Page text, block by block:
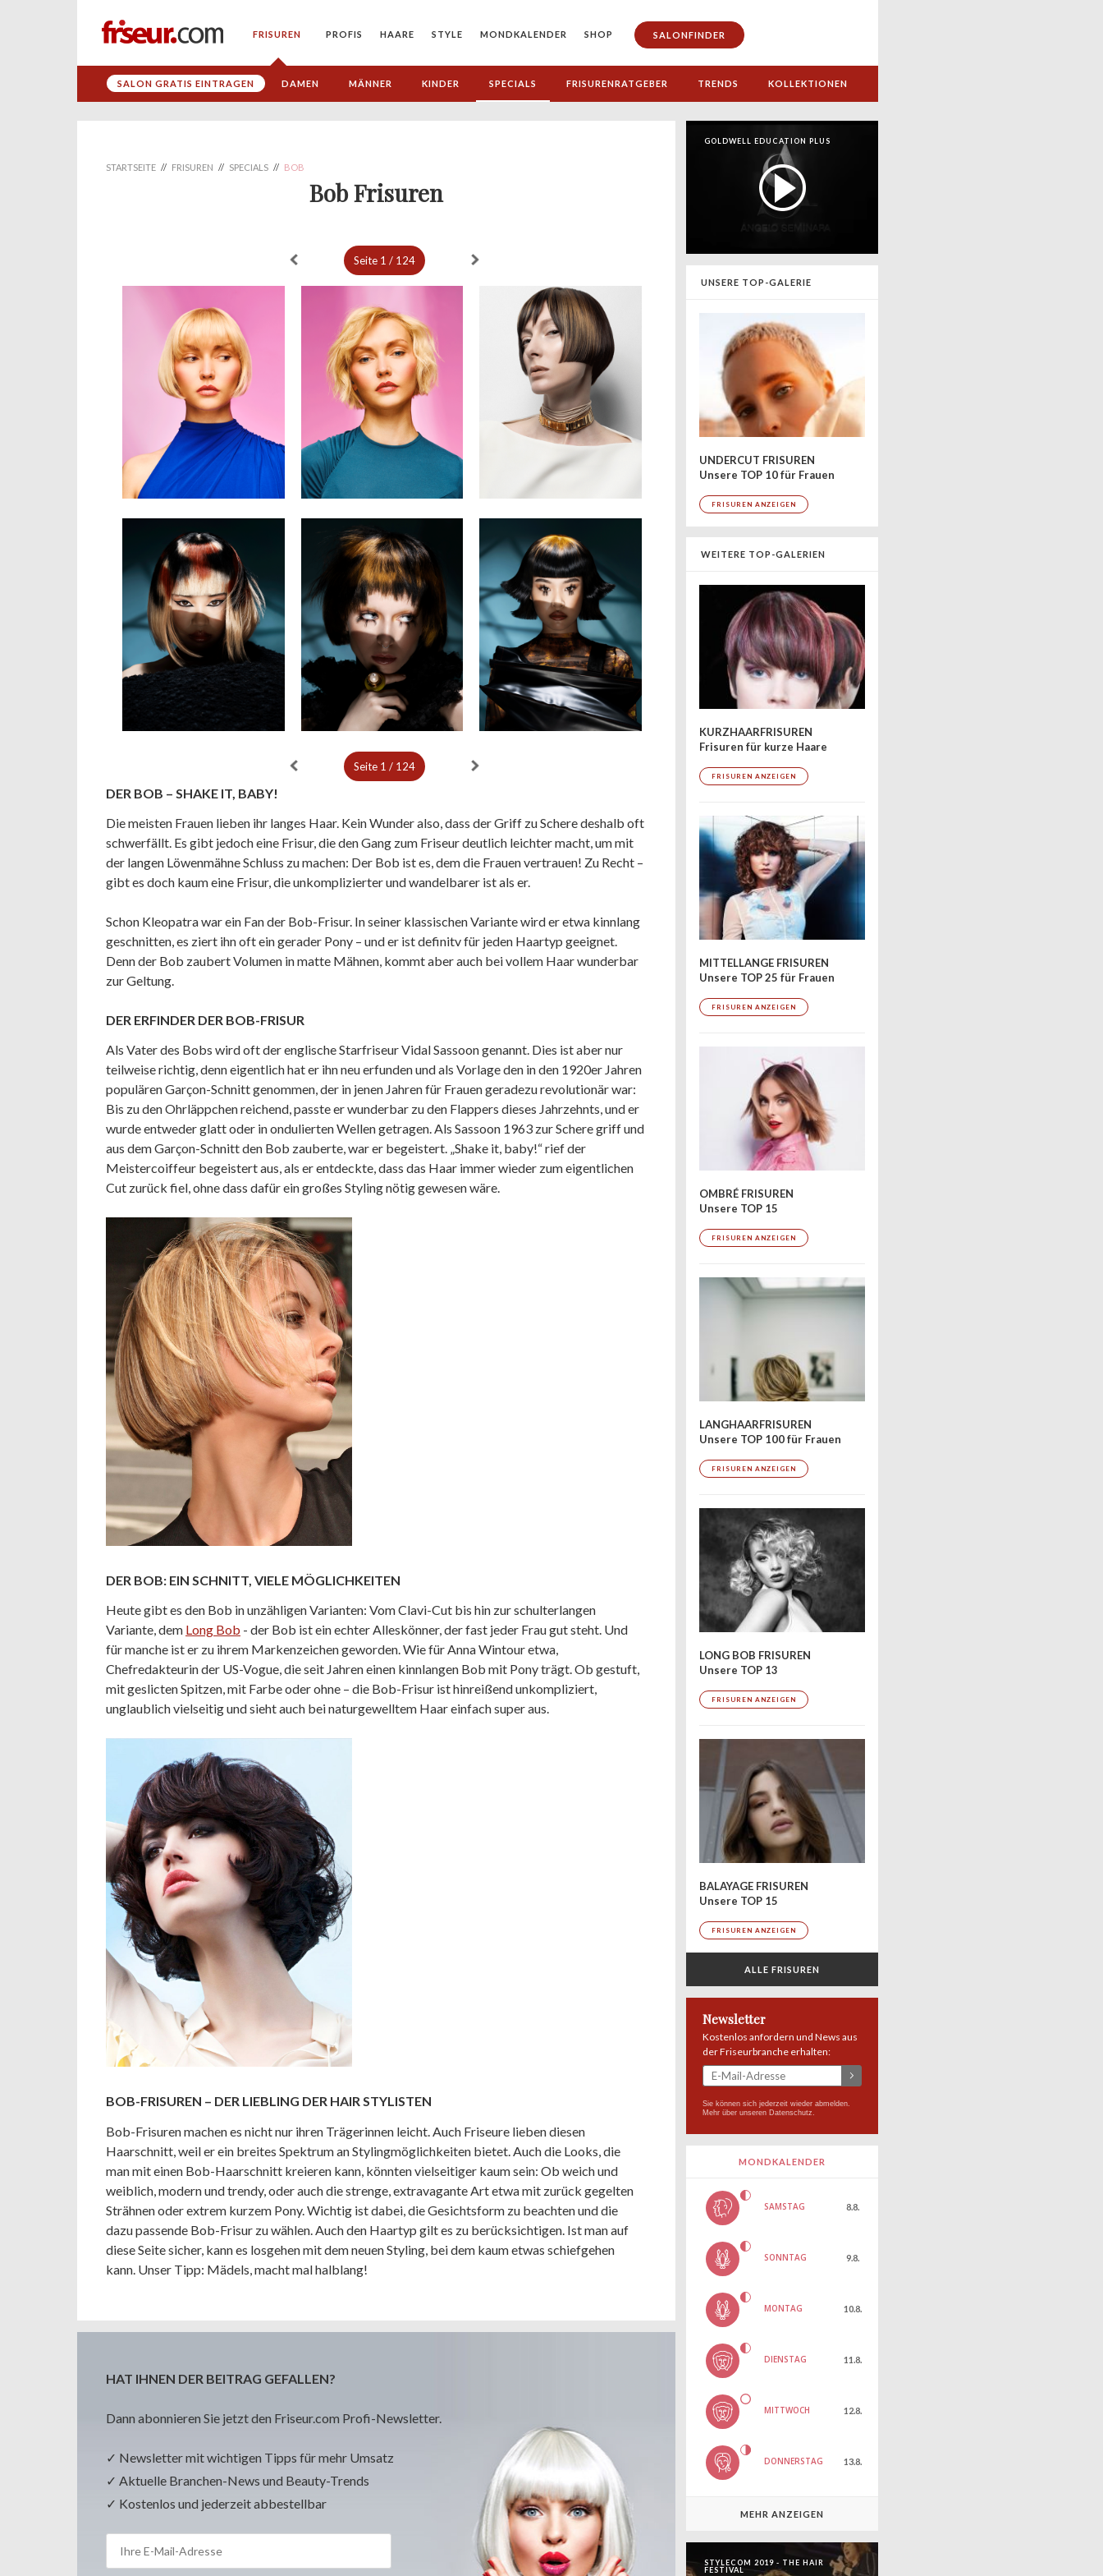
FRISUREN PROFIS HAARE STYLE MONDKALENDER SHOP SALONFINDER
SALON GRATIS EINTRAGEN DAMEN MÄNNER KINDER SPECIALS FRISURENRATGEBER TRENDS KOLLEKTIONEN
STARTSEITE // FRISUREN // SPECIALS // BOB
Bob Frisuren
Seite1 / 124
Seite1 / 124
DER BOB – SHAKE IT, BABY!
Die meisten Frauen lieben ihr langes Haar. Kein Wunder also, dass der Griff zu Schere deshalb oft
schwerfällt. Es gibt jedoch eine Frisur, die den Gang zum Friseur deutlich leichter macht, um mit
der langen Löwenmähne Schluss zu machen: Der Bob ist es, dem die Frauen vertrauen! Zu Recht –
gibt es doch kaum eine Frisur, die unkomplizierter und wandelbarer ist als er.
Schon Kleopatra war ein Fan der Bob-Frisur. In seiner klassischen Variante wird er etwa kinnlang
geschnitten, es ziert ihn oft ein gerader Pony – und er ist definitv für jeden Haartyp geeignet.
Denn der Bob zaubert Volumen in matte Mähnen, kommt aber auch bei vollem Haar wunderbar
zur Geltung.
DER ERFINDER DER BOB-FRISUR
Als Vater des Bobs wird oft der englische Starfriseur Vidal Sassoon genannt. Dies ist aber nur
teilweise richtig, denn eigentlich hat er ihn neu erfunden und als Vorlage den in den 1920er Jahren
populären Garçon-Schnitt genommen, der in jenen Jahren für Frauen geradezu revolutionär war:
Bis zu den Ohrläppchen reichend, passte er wunderbar zu den Flappers dieses Jahrzehnts, und er
wurde entweder glatt oder in ondulierten Wellen getragen. Als Sassoon 1963 zur Schere griff und
aus dem Garçon-Schnitt den Bob zauberte, war er begeistert. „Shake it, baby!“ rief der
Meistercoiffeur begeistert aus, als er entdeckte, dass das Haar immer wieder zum eigentlichen
Cut zurück fiel, ohne dass dafür ein großes Styling nötig gewesen wäre.
DER BOB: EIN SCHNITT, VIELE MÖGLICHKEITEN
Heute gibt es den Bob in unzähligen Varianten: Vom Clavi-Cut bis hin zur schulterlangen
Variante, dem Long Bob - der Bob ist ein echter Alleskönner, der fast jeder Frau gut steht. Und
für manche ist er zu ihrem Markenzeichen geworden. Wie für Anna Wintour etwa,
Chefredakteurin der US-Vogue, die seit Jahren einen kinnlangen Bob mit Pony trägt. Ob gestuft,
mit geslicten Spitzen, mit Farbe oder ohne – die Bob-Frisur ist hinreißend unkompliziert,
unglaublich vielseitig und sieht auch bei naturgewelltem Haar einfach super aus.
BOB-FRISUREN – DER LIEBLING DER HAIR STYLISTEN
Bob-Frisuren machen es nicht nur ihren Trägerinnen leicht. Auch Friseure lieben diesen
Haarschnitt, weil er ein breites Spektrum an Stylingmöglichkeiten bietet. Auch die Looks, die
man mit einen Bob-Haarschnitt kreieren kann, könnten vielseitiger kaum sein: Ob weich und
weiblich, modern und trendy, oder auch die strenge, extravagante Art etwa mit zurück gegelten
Strähnen oder extrem kurzem Pony. Wichtig ist dabei, die Gesichtsform zu beachten und die
dazu passende Bob-Frisur zu wählen. Auch den Haartyp gilt es zu berücksichtigen. Ist man auf
diese Seite sicher, kann es losgehen mit dem neuen Styling, bei dem kaum etwas schiefgehen
kann. Unser Tipp: Mädels, macht mal halblang!
HAT IHNEN DER BEITRAG GEFALLEN?
Dann abonnieren Sie jetzt den Friseur.com Profi-Newsletter.
✓ Newsletter mit wichtigen Tipps für mehr Umsatz
✓ Aktuelle Branchen-News und Beauty-Trends
✓ Kostenlos und jederzeit abbestellbar
GOLDWELL EDUCATION PLUS
UNSERE TOP-GALERIE
UNDERCUT FRISUREN
Unsere TOP 10 für Frauen
FRISUREN ANZEIGEN
WEITERE TOP-GALERIEN
KURZHAARFRISUREN
Frisuren für kurze Haare
FRISUREN ANZEIGEN
MITTELLANGE FRISUREN
Unsere TOP 25 für Frauen
FRISUREN ANZEIGEN
OMBRÉ FRISUREN
Unsere TOP 15
FRISUREN ANZEIGEN
LANGHAARFRISUREN
Unsere TOP 100 für Frauen
FRISUREN ANZEIGEN
LONG BOB FRISUREN
Unsere TOP 13
FRISUREN ANZEIGEN
BALAYAGE FRISUREN
Unsere TOP 15
FRISUREN ANZEIGEN
ALLE FRISUREN
Newsletter
Kostenlos anfordern und News aus
der Friseurbranche erhalten:
Sie können sich jederzeit wieder abmelden.
Mehr über unseren Datenschutz.
MONDKALENDER
SAMSTAG 8.8.
SONNTAG 9.8.
MONTAG 10.8.
DIENSTAG 11.8.
MITTWOCH 12.8.
DONNERSTAG 13.8.
MEHR ANZEIGEN
STYLECOM 2019 - THE HAIR
FESTIVAL